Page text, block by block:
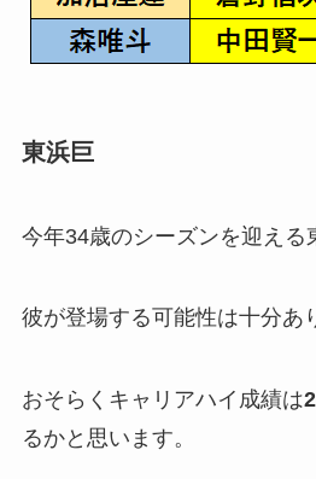
東浜巨
今年34歳のシーズンを迎える
彼が登場する可能性は十分あ
おそらくキャリアハイ成績は
るかと思います。